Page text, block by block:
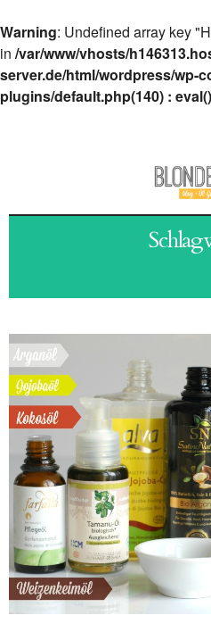
Warning: Undefined array key
in /var/www/vhosts/
server.de/html/wordpress/wp-
plugins/default.php(140) :